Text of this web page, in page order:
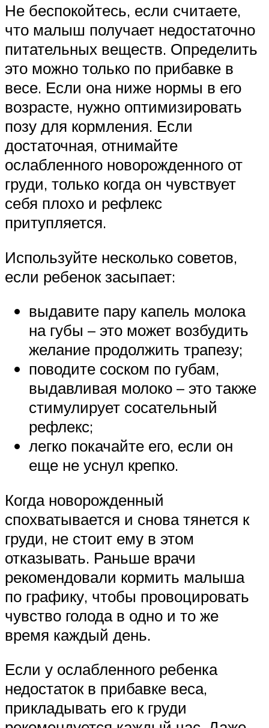
Не беспокойтесь, если считаете,
что малыш получает недостаточно
питательных веществ. Определить
это можно только по прибавке в
весе. Если она ниже нормы в его
возрасте, нужно оптимизировать
позу для кормления. Если
достаточная, отнимайте
ослабленного новорожденного от
груди, только когда он чувствует
себя плохо и рефлекс
притупляется.
Используйте несколько советов,
если ребенок засыпает:
выдавите пару капель молока
на губы – это может возбудить
желание продолжить трапезу;
поводите соском по губам,
выдавливая молоко – это также
стимулирует сосательный
рефлекс;
легко покачайте его, если он
еще не уснул крепко.
Когда новорожденный
спохватывается и снова тянется к
груди, не стоит ему в этом
отказывать. Раньше врачи
рекомендовали кормить малыша
по графику, чтобы провоцировать
чувство голода в одно и то же
время каждый день.
Если у ослабленного ребенка
недостаток в прибавке веса,
прикладывать его к груди